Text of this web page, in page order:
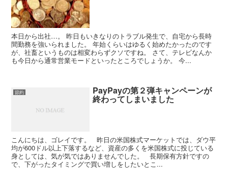
本日から出社…。 昨日もいきなりのトラブル発生で、自宅から長時
間勤務を強いられました。 年始くらいはゆるく始めたかったのです
が、社畜というものは相変わらずクソですね。 さて、テレビなんか
も今日から通常営業モードといったところでしょうか。 今...
節約 PayPayの第２弾キャンペーンが
終わってしまいました
こんにちは、ゴレイです。 昨日の米国株式マーケットでは、ダウ平
均が600ドル以上下落するなど、資産の多くを米国株式に投じている
身としては、気が気ではありませんでした。 長期保有方針ですの
で、下がったタイミングで買い増しをしたいとこ...